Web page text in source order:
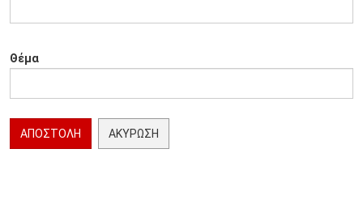
Θέμα
ΑΠΟΣΤΟΛΉ ΑΚΎΡΩΣΗ